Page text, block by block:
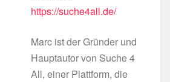
https://suche4all.de/
Marc ist der Gründer und
Hauptautor von Suche 4
All, einer Plattform, die